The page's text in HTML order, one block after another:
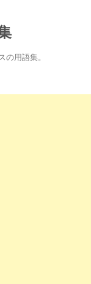
の用語集。